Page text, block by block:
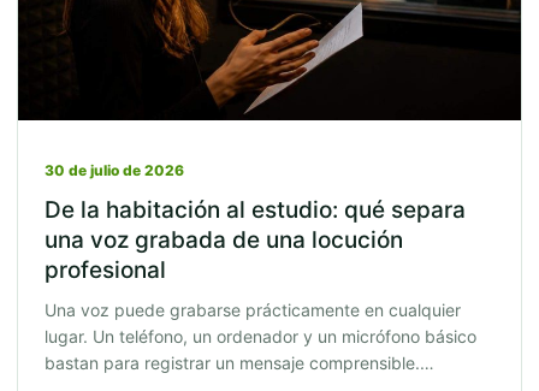
30 de julio de 2026
De la habitación al estudio: qué separa
una voz grabada de una locución
profesional
Una voz puede grabarse prácticamente en cualquier
lugar. Un teléfono, un ordenador y un micrófono básico
bastan para registrar un mensaje comprensible.…